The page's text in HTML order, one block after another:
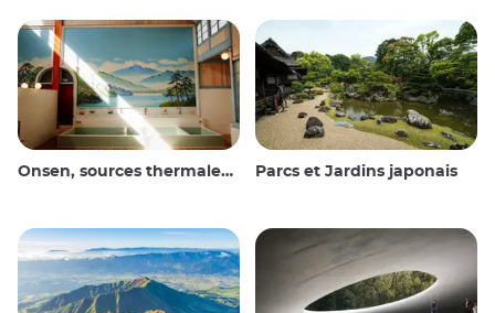
Onsen, sources thermales et bains publics Parcs et Jardins japonais